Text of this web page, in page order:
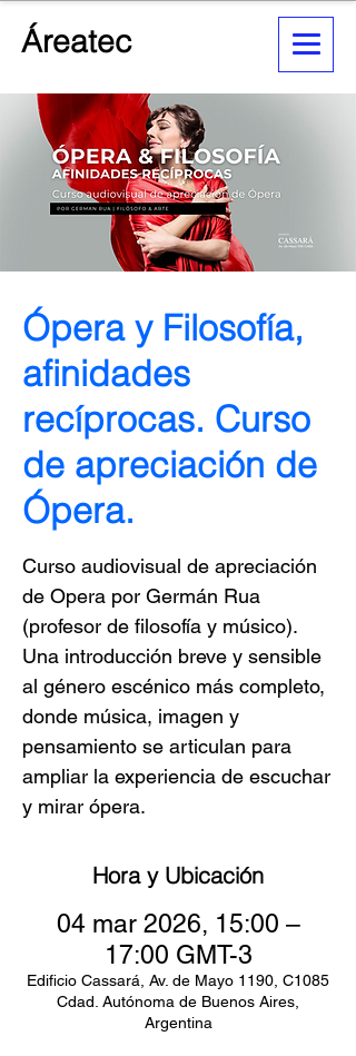
Áreatec
Ópera y Filosofía,
afinidades
recíprocas. Curso
de apreciación de
Ópera.
Curso audiovisual de apreciación
de Opera por Germán Rua
(profesor de filosofía y músico).
Una introducción breve y sensible
al género escénico más completo,
donde música, imagen y
pensamiento se articulan para
ampliar la experiencia de escuchar
y mirar ópera.
Hora y Ubicación
04 mar 2026, 15:00 –
17:00 GMT-3
Edificio Cassará, Av. de Mayo 1190, C1085
Cdad. Autónoma de Buenos Aires,
Argentina